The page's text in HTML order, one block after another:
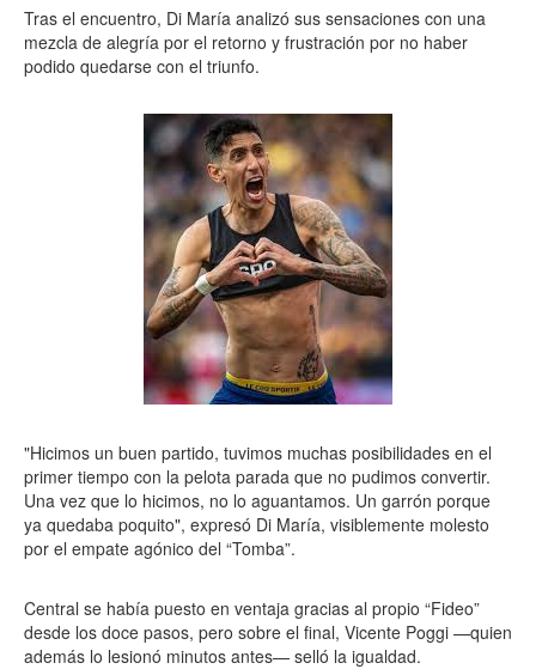
Tras el encuentro, Di María analizó sus sensaciones con una
mezcla de alegría por el retorno y frustración por no haber
podido quedarse con el triunfo.
"Hicimos un buen partido, tuvimos muchas posibilidades en el
primer tiempo con la pelota parada que no pudimos convertir.
Una vez que lo hicimos, no lo aguantamos. Un garrón porque
ya quedaba poquito", expresó Di María, visiblemente molesto
por el empate agónico del “Tomba”.
Central se había puesto en ventaja gracias al propio “Fideo”
desde los doce pasos, pero sobre el final, Vicente Poggi —quien
además lo lesionó minutos antes— selló la igualdad.